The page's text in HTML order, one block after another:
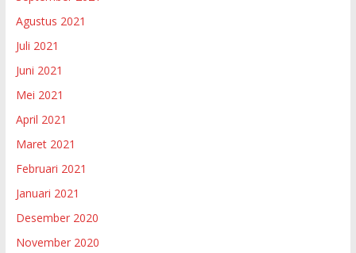
Agustus 2021
Juli 2021
Juni 2021
Mei 2021
April 2021
Maret 2021
Februari 2021
Januari 2021
Desember 2020
November 2020